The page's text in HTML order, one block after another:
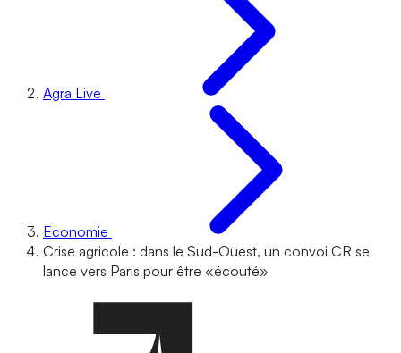
Agra Live
Economie
Crise agricole : dans le Sud-Ouest, un convoi CR se
lance vers Paris pour être «écouté»